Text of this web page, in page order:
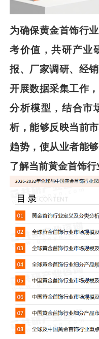
为确保黄金首饰行
考价值，共研产业
报、厂家调研、经
开展数据采集工作
分析模型，结合市
析，能够反映当前
趋势，使从业者能
了解当前黄金首饰行